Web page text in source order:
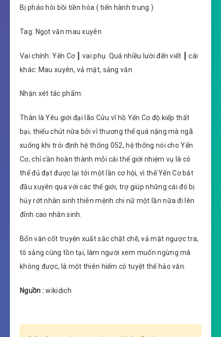
Bị pháo hôi bồi tiền hóa ( tiến hành trung )
Tag: Ngọt văn mau xuyên
Vai chính: Yến Cơ ┃ vai phụ: Quá nhiều lười đến viết ┃ cái
khác: Mau xuyên, vả mặt, sảng văn
Nhận xét tác phẩm:
Thân là Yêu giới đại lão Cửu vĩ hồ Yến Cơ độ kiếp thất
bại, thiếu chút nữa bởi vì thương thế quá nặng mà ngã
xuống khi trói định hệ thống 052, hệ thống nói cho Yến
Cơ, chỉ cần hoàn thành mỗi cái thế giới nhiệm vụ là có
thể đủ đạt được lại tới một lần cơ hội, vì thế Yến Cơ bắt
đầu xuyên qua với các thế giới, trợ giúp những cái đó bị
hủy rớt nhân sinh thiên mệnh chi nữ một lần nữa đi lên
đỉnh cao nhân sinh.
Bổn văn cốt truyện xuất sắc chặt chẽ, vả mặt ngược tra,
tô sảng cùng tồn tại, làm người xem muốn ngừng mà
không được, là một thiên hiếm có tuyệt thế hảo văn.
Nguồn :wikidich